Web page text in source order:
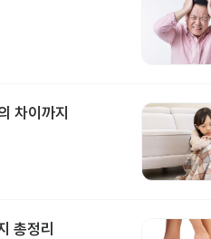
차이까지
총정리